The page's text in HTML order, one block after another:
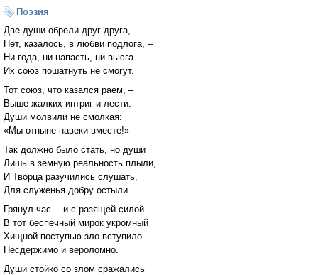
Поэзия
Две души обрели друг друга,
Нет, казалось, в любви подлога, –
Ни года, ни напасть, ни вьюга
Их союз пошатнуть не смогут.
Тот союз, что казался раем, –
Выше жалких интриг и лести.
Души молвили не смолкая:
«Мы отныне навеки вместе!»
Так должно было стать, но души
Лишь в земную реальность плыли,
И Творца разучились слушать,
Для служенья добру остыли.
Грянул час… и с разящей силой
В тот беспечный мирок укромный
Хищной поступью зло вступило
Несдержимо и вероломно.
Души стойко со злом сражались